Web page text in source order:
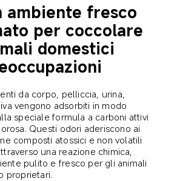
ambiente fresco
per coccolare
domestici
da corpo, pelliccia, urina,
vengono adsorbiti in modo
speciale formula a carboni attivi
Questi odori aderiscono ai
composti atossici e non volatili
una reazione chimica,
pulito e fresco per gli animali
proprietari.